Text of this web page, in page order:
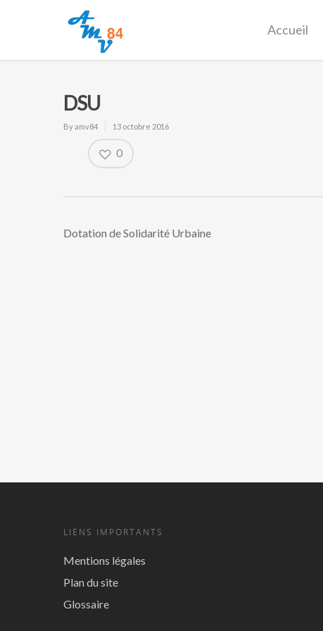
Accueil
DSU
Byamv84 13 octobre 2016
0
Dotation de Solidarité Urbaine
LIENS IMPORTANTS
Mentions légales
Plan du site
Glossaire